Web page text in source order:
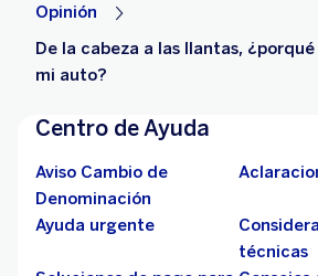
Opinión
De la cabeza a las llantas,
mi auto?
Centro de Ayuda
Aviso Cambio de
Denominación
Ayuda urgente
técnicas